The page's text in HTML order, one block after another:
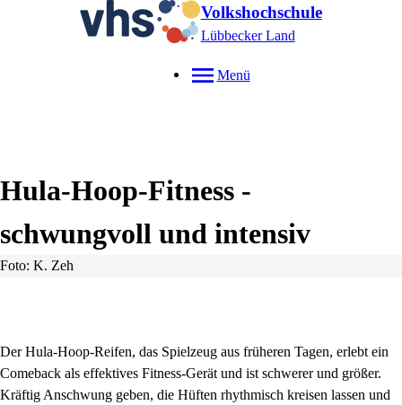
Volkshochschule
Lübbecker Land
Menü
Hula-Hoop-Fitness -
schwungvoll und intensiv
Foto: K. Zeh
Der Hula-Hoop-Reifen, das Spielzeug aus früheren Tagen, erlebt ein
Comeback als effektives Fitness-Gerät und ist schwerer und größer.
Kräftig Anschwung geben, die Hüften rhythmisch kreisen lassen und